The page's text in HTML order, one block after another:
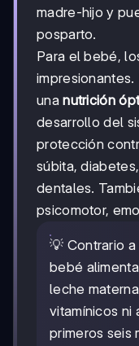
madre-hijo y
posparto.
Para el bebé,
unanutrición
desarrollo del
protección
súbita,
dentales.
psicomotor,
💡 Contrario
bebé
leche
vitamínicos ni
primeros seis